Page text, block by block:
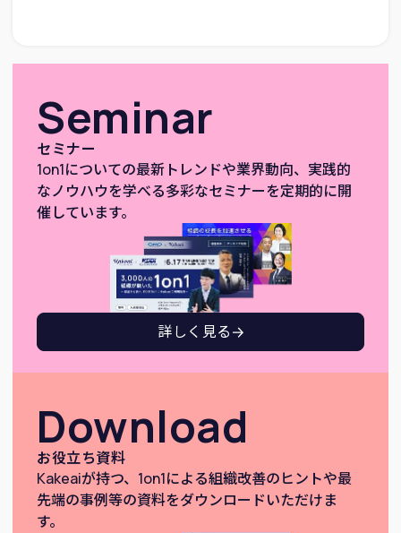
Seminar
セミナー
1on1についての最新トレンドや業界動向、実践的
なノウハウを学べる多彩なセミナーを定期的に開
催しています。
詳しく見る
Download
お役立ち資料
Kakeaiが持つ、1on1による組織改善のヒントや最
先端の事例等の資料をダウンロードいただけま
す。